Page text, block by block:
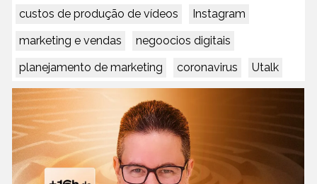
custos de produção de vídeos
Instagram
marketing e vendas
negoocios digitais
planejamento de marketing
coronavirus Utalk